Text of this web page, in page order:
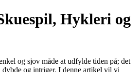
Hykleri og
og sjov måde at udfylde tiden på; det
og intriger. I denne artikel vil vi